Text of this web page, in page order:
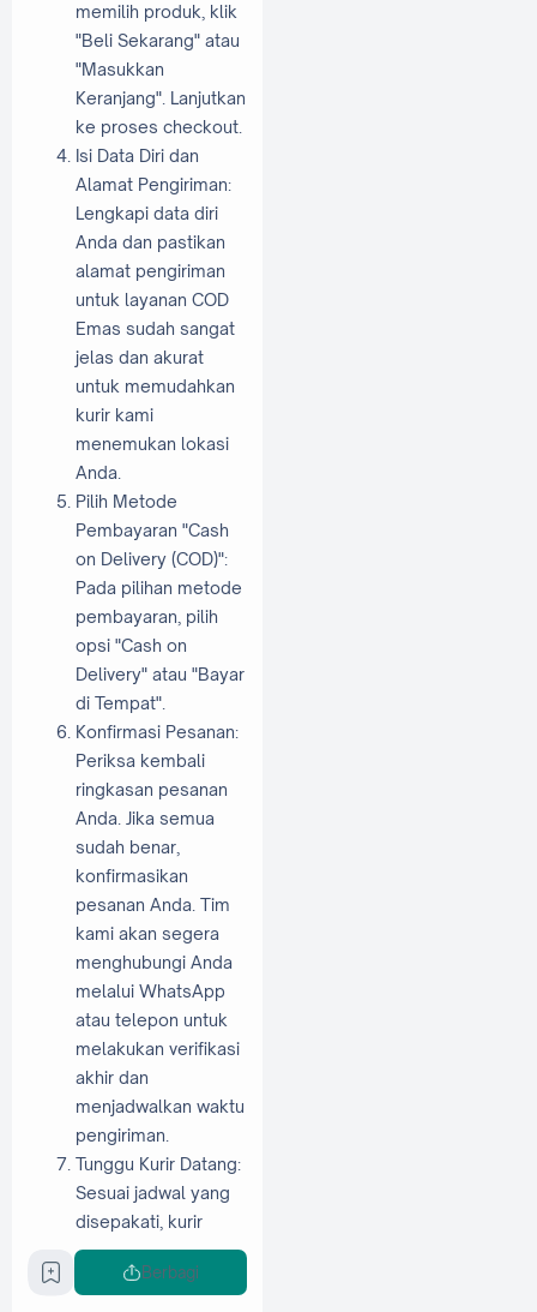
memilih produk, klik
"Beli Sekarang" atau
"Masukkan
Keranjang". Lanjutkan
ke proses checkout.
Isi Data Diri dan
Alamat Pengiriman:
Lengkapi data diri
Anda dan pastikan
alamat pengiriman
untuk layanan COD
Emas sudah sangat
jelas dan akurat
untuk memudahkan
kurir kami
menemukan lokasi
Anda.
Pilih Metode
Pembayaran "Cash
on Delivery (COD)":
Pada pilihan metode
pembayaran, pilih
opsi "Cash on
Delivery" atau "Bayar
di Tempat".
Konfirmasi Pesanan:
Periksa kembali
ringkasan pesanan
Anda. Jika semua
sudah benar,
konfirmasikan
pesanan Anda. Tim
kami akan segera
menghubungi Anda
melalui WhatsApp
atau telepon untuk
melakukan verifikasi
akhir dan
menjadwalkan waktu
pengiriman.
Tunggu Kurir Datang:
Sesuai jadwal yang
disepakati, kurir
khusus kami yang
terlatih akan datang
Berbagi